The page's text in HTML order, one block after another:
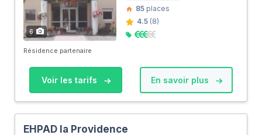
6
85 places
4.5 (8)
Résidence partenaire
Voir les tarifs En savoir plus
EHPAD la Providence